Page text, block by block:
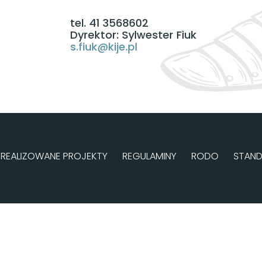
tel. 41 3568602
Dyrektor: Sylwester Fiuk
s.fiuk@kije.pl
REALIZOWANE PROJEKTY REGULAMINY RODO